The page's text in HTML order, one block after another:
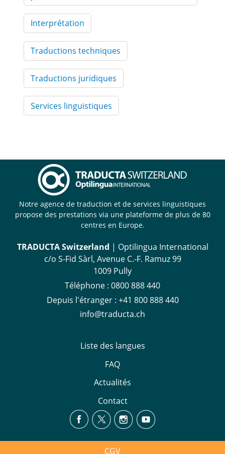
Interprétation
Traductions techniques
Traductions juridiques
Services linguistiques
Notre agence de traduction et de services linguistiques
propose des prestations via une plateforme de plus de 80
centres en Europe.
TRADUCTA Switzerland | Optilingua International
c/o S-Fid Sàrl, Avenue C.-F. Ramuz 99
1009 Pully
Téléphone : 0800 888 440
Depuis l'étranger : +41 800 888 440
info@traducta.ch
Liste des langues
FAQ
Actualités
Contact
CGV